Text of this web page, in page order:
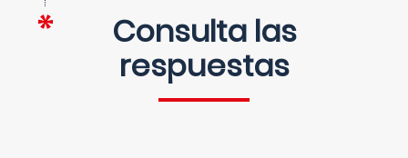
Consulta las
respuestas